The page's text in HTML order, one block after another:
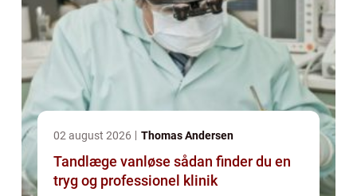
02 august 2026 Thomas Andersen
Tandlæge vanløse sådan finder du en
tryg og professionel klinik